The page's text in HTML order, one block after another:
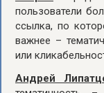
пользователи
ссылка, по
важнее –
или
Андрей